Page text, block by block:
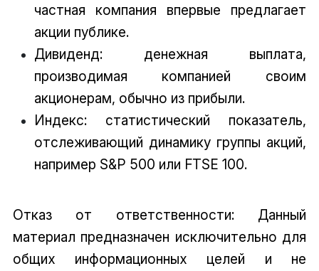
частная компания впервые предлагает
акции публике.
Дивиденд: денежная выплата,
производимая компанией своим
акционерам, обычно из прибыли.
Индекс: статистический показатель,
отслеживающий динамику группы акций,
например S&P 500 или FTSE 100.
Отказ от ответственности: Данный
материал предназначен исключительно для
общих информационных целей и не